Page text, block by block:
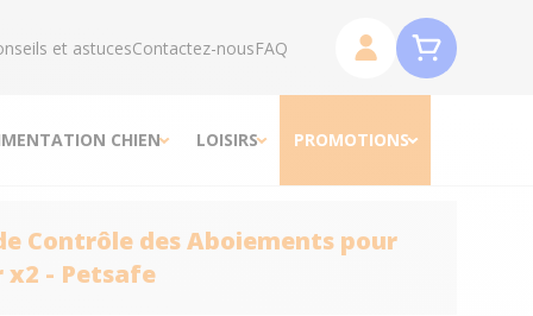
et astucesContactez-nousFAQ
CHIEN LOISIRS PROMOTIONS
Contrôle des Aboiements pour
- Petsafe